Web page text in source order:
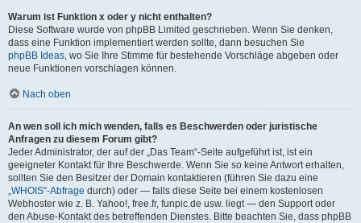
Warum ist Funktion x oder y nicht enthalten?
Diese Software wurde von phpBB Limited geschrieben. Wenn Sie denken,
dass eine Funktion implementiert werden sollte, dann besuchen Sie
phpBB Ideas, wo Sie Ihre Stimme für bestehende Vorschläge abgeben oder
neue Funktionen vorschlagen können.
Nach oben
An wen soll ich mich wenden, falls es Beschwerden oder juristische
Anfragen zu diesem Forum gibt?
Jeder Administrator, der auf der „Das Team“-Seite aufgeführt ist, ist ein
geeigneter Kontakt für Ihre Beschwerde. Wenn Sie so keine Antwort erhalten,
sollten Sie den Besitzer der Domain kontaktieren (führen Sie dazu eine
„WHOIS“-Abfrage durch) oder — falls diese Seite bei einem kostenlosen
Webhoster wie z. B. Yahoo!, free.fr, funpic.de usw. liegt — den Support oder
den Abuse-Kontakt des betreffenden Dienstes. Bitte beachten Sie, dass phpBB